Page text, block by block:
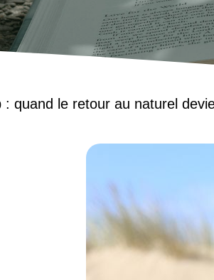
: quand le retour au naturel